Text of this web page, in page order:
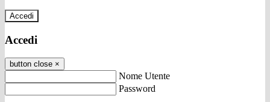
Accedi
Accedi
button close ×
Nome Utente
Password